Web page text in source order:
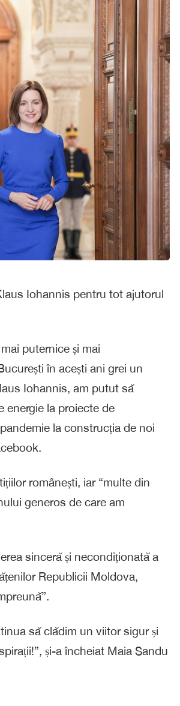
Iohannis pentru tot ajutorul
puternice și mai
în acești ani grei un
Iohannis, am putut să
energie la proiecte de
la construcția de noi
românești, iar “multe din
generos de care am
sinceră și necondiționată a
Republicii Moldova,
să clădim un viitor sigur și
și-a încheiat Maia Sandu